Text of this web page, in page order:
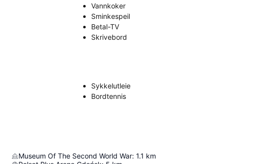
Vannkoker
Sminkespeil
Betal-TV
Skrivebord
Sykkelutleie
Bordtennis
Museum Of The Second World War: 1.1 km